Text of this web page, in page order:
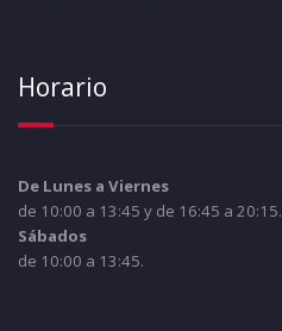
Horario
De Lunes a Viernes
de 10:00 a 13:45 y de 16:45 a 20:15.
Sábados
de 10:00 a 13:45.